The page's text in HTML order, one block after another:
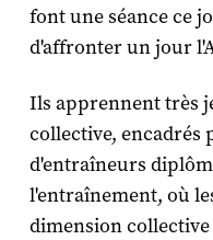
font une séance ce
d'affronter un jour
Ils apprennent très
collective, encadrés
d'entraîneurs
l'entraînement, où
dimension